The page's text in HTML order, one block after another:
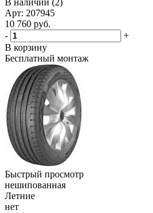
Арт: 207945
10 760 руб.
-
+
В корзину
Бесплатный монтаж
Быстрый просмотр
нешипованная
Летние
нет